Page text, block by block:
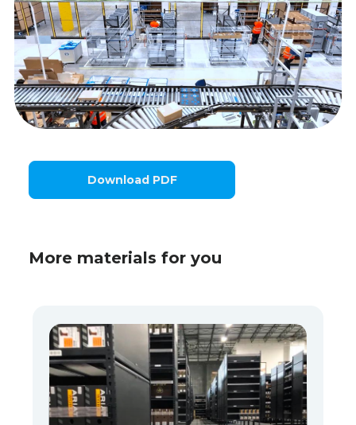
Download PDF
More materials for you